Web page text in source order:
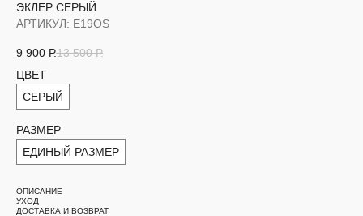
ЭКЛЕР СЕРЫЙ
АРТИКУЛ: E19OS
9 900 Р.13 500 Р.
ЦВЕТ
СЕРЫЙ
РАЗМЕР
ЕДИНЫЙ РАЗМЕР
ОПИСАНИЕ
УХОД
ДОСТАВКА И ВОЗВРАТ